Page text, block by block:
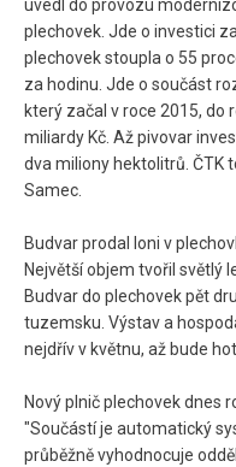
uvedl do provozu
plechovek. Jde o investici
plechovek stoupla o 55
za hodinu. Jde o součást
který začal v roce 2015, do
miliardy Kč. Až pivovar
dva miliony hektolitrů. ČTK
Samec.
Budvar prodal loni v
Největší objem tvořil světlý
Budvar do plechovek pět
tuzemsku. Výstav a
nejdřív v květnu, až bude
Nový plnič plechovek dnes
"Součástí je automatický
průběžně vyhodnocuje